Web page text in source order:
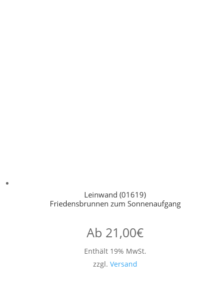
Leinwand (01619)
Friedensbrunnen zum Sonnenaufgang
Ab 21,00€
Enthält 19% MwSt.
zzgl. Versand